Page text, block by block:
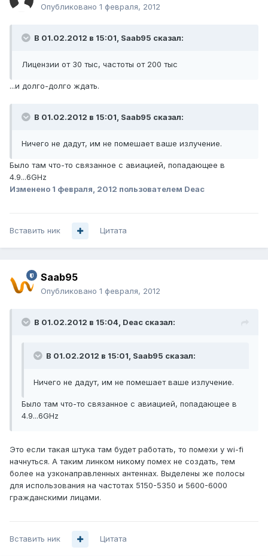
Опубликовано 1 февраля, 2012
В 01.02.2012 в 15:01, Saab95 сказал:
Лицензии от 30 тыс, частоты от 200 тыс
...и долго-долго ждать.
В 01.02.2012 в 15:01, Saab95 сказал:
Ничего не дадут, им не помешает ваше излучение.
Было там что-то связанное с авиацией, попадающее в
4.9...6GHz
Изменено 1 февраля, 2012 пользователем Deac
Вставить ник Цитата
Saab95
Опубликовано 1 февраля, 2012
В 01.02.2012 в 15:04, Deac сказал:
В 01.02.2012 в 15:01, Saab95 сказал:
Ничего не дадут, им не помешает ваше излучение.
Было там что-то связанное с авиацией, попадающее в
4.9...6GHz
Это если такая штука там будет работать, то помехи у wi-fi
начнуться. А таким линком никому помех не создать, тем
более на узконаправленных антеннах. Выделены же полосы
для использования на частотах 5150-5350 и 5600-6000
гражданскими лицами.
Вставить ник Цитата